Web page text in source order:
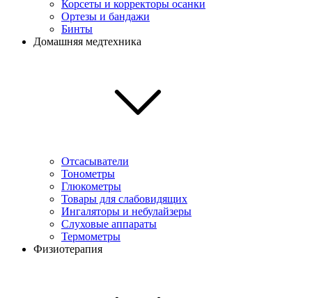
Корсеты и корректоры осанки
Ортезы и бандажи
Бинты
Домашняя медтехника
Отсасыватели
Тонометры
Глюкометры
Товары для слабовидящих
Ингаляторы и небулайзеры
Слуховые аппараты
Термометры
Физиотерапия